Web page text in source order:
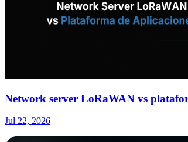
Network server LoRaWAN vs
Jul 22, 2026